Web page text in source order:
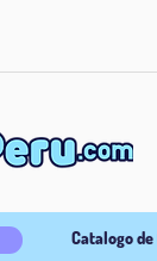
Catalogo de